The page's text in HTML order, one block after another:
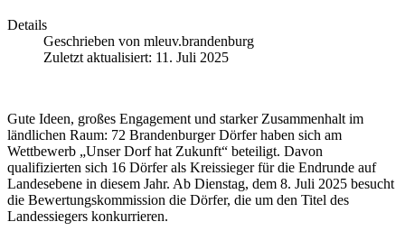
Details
Geschrieben von mleuv.brandenburg
Zuletzt aktualisiert: 11. Juli 2025
Gute Ideen, großes Engagement und starker Zusammenhalt im
ländlichen Raum: 72 Brandenburger Dörfer haben sich am
Wettbewerb „Unser Dorf hat Zukunft“ beteiligt. Davon
qualifizierten sich 16 Dörfer als Kreissieger für die Endrunde auf
Landesebene in diesem Jahr. Ab Dienstag, dem 8. Juli 2025 besucht
die Bewertungskommission die Dörfer, die um den Titel des
Landessiegers konkurrieren.